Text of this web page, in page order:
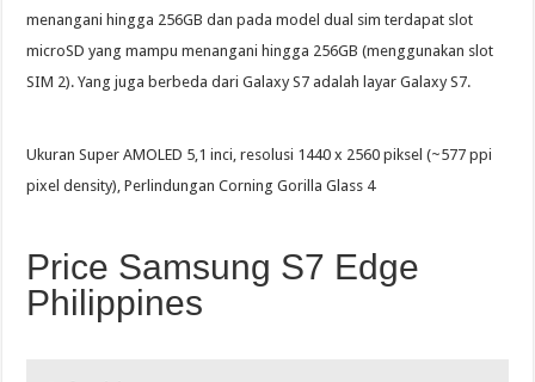
menangani hingga 256GB dan pada model dual sim terdapat slot
microSD yang mampu menangani hingga 256GB (menggunakan slot
SIM 2). Yang juga berbeda dari Galaxy S7 adalah layar Galaxy S7.
Ukuran Super AMOLED 5,1 inci, resolusi 1440 x 2560 piksel (~577 ppi
pixel density), Perlindungan Corning Gorilla Glass 4
Price Samsung S7 Edge
Philippines